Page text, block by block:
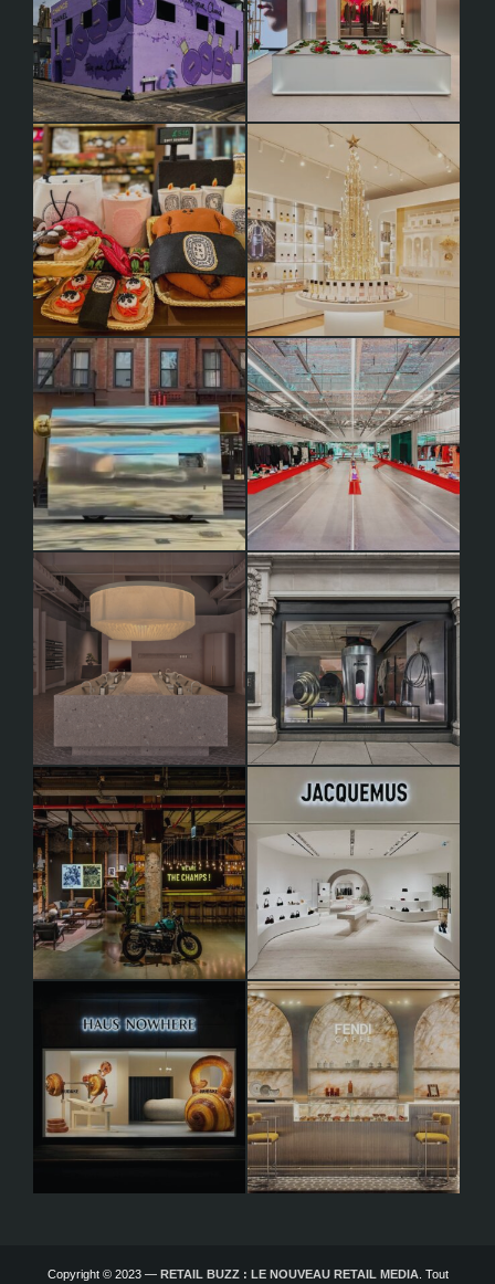
Copyright © 2023 — RETAIL BUZZ : LE NOUVEAU RETAIL MEDIA. Tout